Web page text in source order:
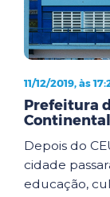
11/12/2019, às
Prefeitura
Depois do
cidade
educação,